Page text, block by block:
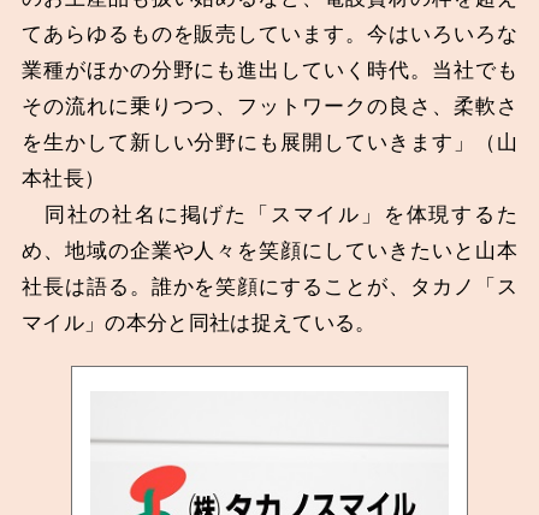
てあらゆるものを販売しています。今はいろいろな
業種がほかの分野にも進出していく時代。当社でも
その流れに乗りつつ、フットワークの良さ、柔軟さ
を生かして新しい分野にも展開していきます」（山
本社長）
同社の社名に掲げた「スマイル」を体現するた
め、地域の企業や人々を笑顔にしていきたいと山本
社長は語る。誰かを笑顔にすることが、タカノ「ス
マイル」の本分と同社は捉えている。